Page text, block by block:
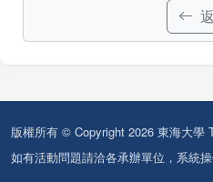
版權所有 © Copyright 2026 東海大學
如有活動問題請洽各承辦單位，系統